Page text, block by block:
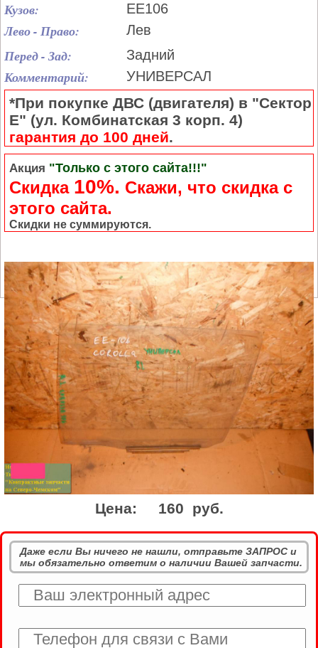
Кузов: EE106
Лево - Право: Лев
Перед - Зад: Задний
Комментарий: УНИВЕРСАЛ
*При покупке ДВС (двигателя) в "Сектор
Е" (ул. Комбинатская 3 корп. 4)
гарантия до 100 дней.
Акция "Только с этого сайта!!!"
Скидка 10%. Cкажи, что скидка с
этого сайта.
Скидки не суммируются.
Цена: 160 руб.
Даже если Вы ничего не нашли, отправьте ЗАПРОС и
мы обязательно ответим о наличии Вашей запчасти.